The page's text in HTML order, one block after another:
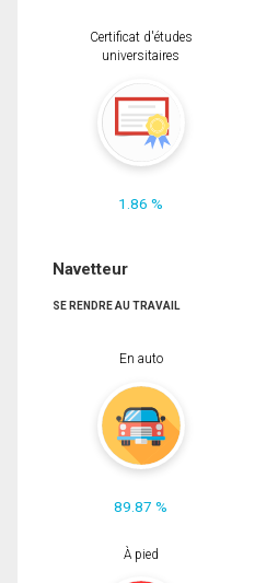
Certificat d'études
universitaires
1.86 %
Navetteur
SE RENDRE AU TRAVAIL
En auto
89.87 %
À pied